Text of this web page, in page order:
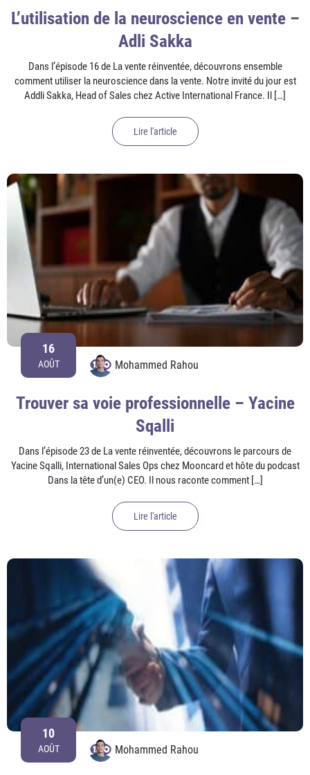
L’utilisation de la neuroscience en vente –
Adli Sakka
Dans l’épisode 16 de La vente réinventée, découvrons ensemble
comment utiliser la neuroscience dans la vente. Notre invité du jour est
Addli Sakka, Head of Sales chez Active International France. Il […]
Lire l'article
16
AOÛT Mohammed Rahou
Trouver sa voie professionnelle – Yacine
Sqalli
Dans l’épisode 23 de La vente réinventée, découvrons le parcours de
Yacine Sqalli, International Sales Ops chez Mooncard et hôte du podcast
Dans la tête d’un(e) CEO. Il nous raconte comment […]
Lire l'article
10
AOÛT Mohammed Rahou